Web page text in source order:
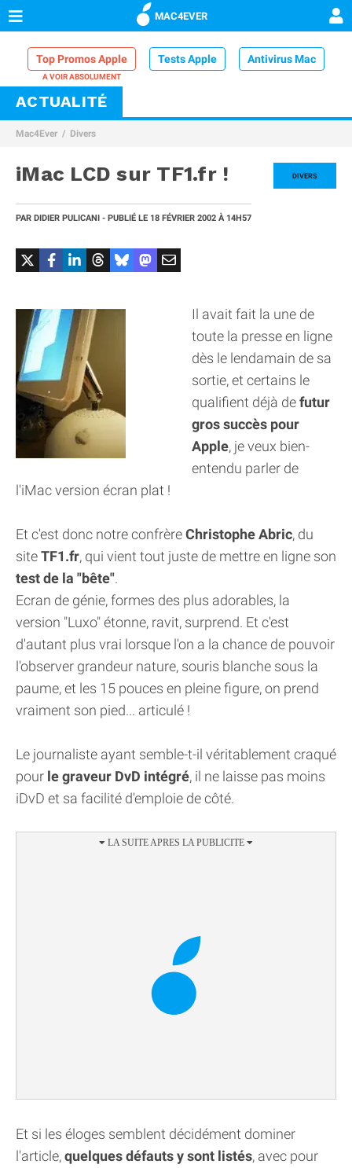
MAC4EVER
Top Promos Apple Tests Apple Antivirus Mac
VPN Mac
Comparatif iPhone
ACTUALITÉ
Mac4Ever Divers
DIVERS
iMac LCD sur TF1.fr !
PAR DIDIER PULICANI - PUBLIÉ LE 18 FÉVRIER 2002 À 14H57
Il avait fait la une de
toute la presse en ligne
dès le lendamain de sa
sortie, et certains le
qualifient déjà defutur
gros succès pour
Apple, je veux bien-
entendu parler de
l'iMac version écran plat !
Et c'est donc notre confrèreChristophe Abric, du
siteTF1.fr, qui vient tout juste de mettre en ligne son
test de la "bête".
Ecran de génie, formes des plus adorables, la
version "Luxo" étonne, ravit, surprend. Et c'est
d'autant plus vrai lorsque l'on a la chance de pouvoir
l'observer grandeur nature, souris blanche sous la
paume, et les 15 pouces en pleine figure, on prend
vraiment son pied... articulé !
Le journaliste ayant semble-t-il véritablement craqué
pour le graveur DvD intégré, il ne laisse pas moins
iDvD et sa facilité d'emploie de côté.
Et si les éloges semblent décidément dominer
l'article,quelques défauts y sont listés, avec pour